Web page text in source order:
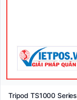
Tripod TS1000 Series